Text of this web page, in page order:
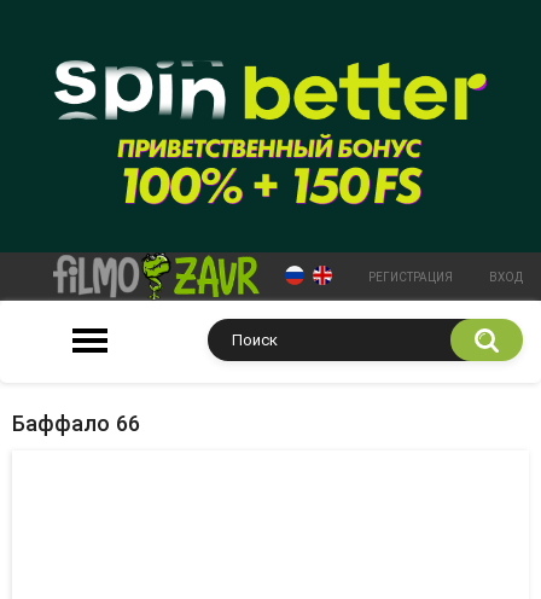
РЕГИСТРАЦИЯ ВХОД
Баффало 66